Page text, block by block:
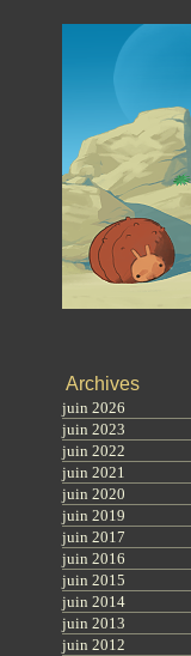
Archives
juin 2026
juin 2023
juin 2022
juin 2021
juin 2020
juin 2019
juin 2017
juin 2016
juin 2015
juin 2014
juin 2013
juin 2012